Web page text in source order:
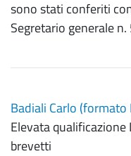
sono stati conferiti
Segretario generale
Badiali Carlo
Elevata
brevetti